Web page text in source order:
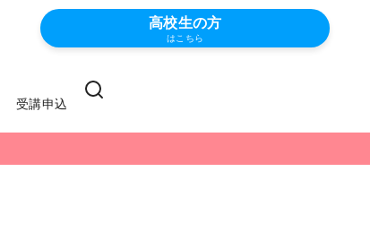
高校生の方
はこちら
受講申込